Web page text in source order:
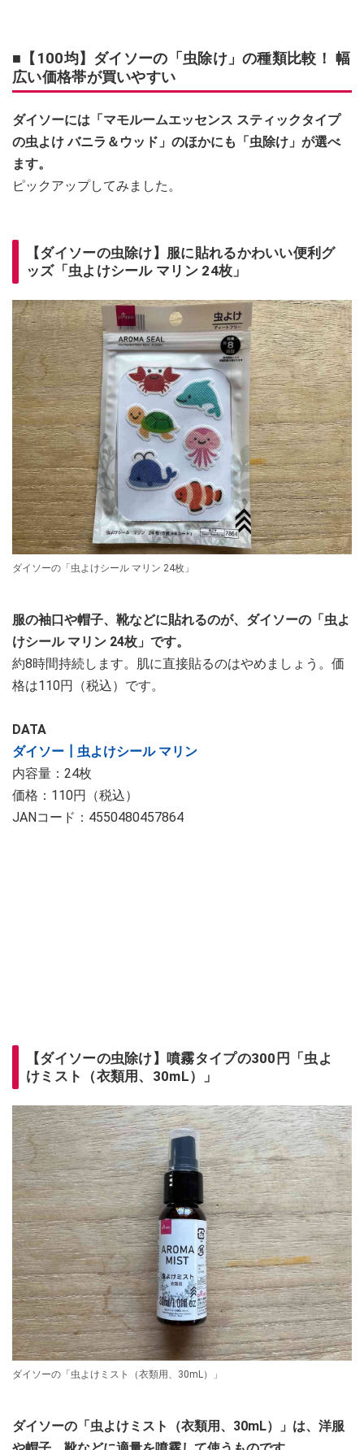
■【100均】ダイソーの「虫除け」の種類比較！ 幅
広い価格帯が買いやすい
ダイソーには「マモルームエッセンス スティックタイプ
の虫よけ バニラ＆ウッド」のほかにも「虫除け」が選べ
ます。
ピックアップしてみました。
【ダイソーの虫除け】服に貼れるかわいい便利グ
ッズ「虫よけシール マリン 24枚」
ダイソーの「虫よけシール マリン 24枚」
服の袖口や帽子、靴などに貼れるのが、ダイソーの「虫よ
けシール マリン 24枚」です。
約8時間持続します。肌に直接貼るのはやめましょう。価
格は110円（税込）です。
DATA
ダイソー┃虫よけシール マリン
内容量：24枚
価格：110円（税込）
JANコード：4550480457864
【ダイソーの虫除け】噴霧タイプの300円「虫よ
けミスト（衣類用、30mL）」
ダイソーの「虫よけミスト（衣類用、30mL）」
ダイソーの「虫よけミスト（衣類用、30mL）」は、洋服